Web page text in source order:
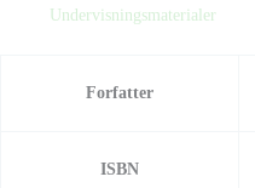
Undervisningsmaterialer
Forfatter
ISBN